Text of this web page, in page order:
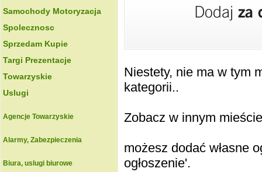
Samochody Motoryzacja
Spolecznosc
Sprzedam Kupie
Targi Prezentacje
Towarzyskie
Uslugi
Agencje Towarzyskie
Alarmy, Zabezpieczenia
Biura, uslugi biurowe
Niestety, nie ma w tym
kategorii..
Zobacz w innym
możesz dodać własne
ogłoszenie'.